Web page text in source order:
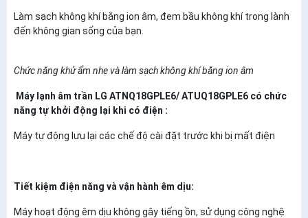
Làm sạch không khí bằng ion âm, đem bầu không khí trong lành
đến không gian sống của bạn.
Chức năng khử ẩm nhẹ và làm sạch không khí bằng ion âm
Máy lạnh âm trần LG ATNQ18GPLE6/ ATUQ18GPLE6 có chức
năng tự khởi động lại khi có điện :
Máy tự động lưu lại các chế độ cài đặt trước khi bị mất điện
Tiết kiệm điện năng và vận hành êm dịu:
Máy hoạt động êm dịu không gây tiếng ồn, sử dụng công nghệ